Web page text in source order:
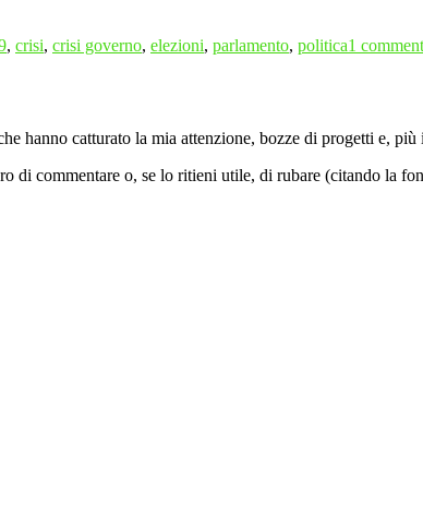
, crisi, crisi governo, elezioni, parlamento, politica1
hanno catturato la mia attenzione, bozze di progetti e,
di commentare o, se lo ritieni utile, di rubare (citando la